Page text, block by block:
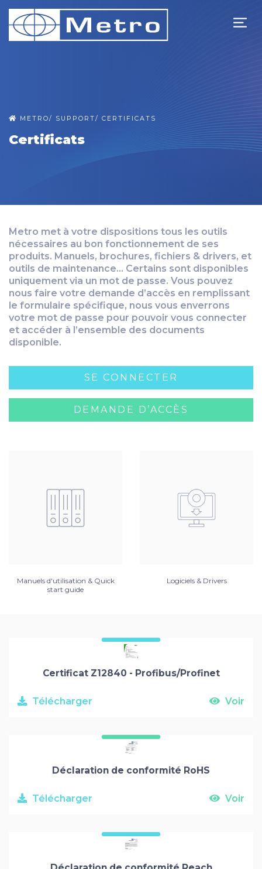
METRO/ SUPPORT/ CERTIFICATS
Certificats
Metro met à votre dispositions tous les outils
nécessaires au bon fonctionnement de ses
produits. Manuels, brochures, fichiers & drivers, et
outils de maintenance… Certains sont disponibles
uniquement via un mot de passe. Vous pouvez
nous faire votre demande d’accès en remplissant
le formulaire spécifique, nous vous enverrons
votre mot de passe pour pouvoir vous connecter
et accéder à l’ensemble des documents
disponible.
SE CONNECTER
DEMANDE D’ACCÈS
Manuels d'utilisation & Quick
start guide
Logiciels & Drivers
Certificat Z12840 - Profibus/Profinet
Télécharger Voir
Déclaration de conformité RoHS
Télécharger Voir